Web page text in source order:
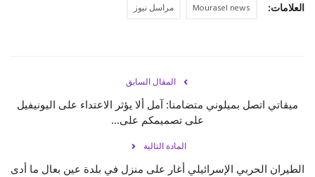
العلامات: Mourasel news مراسل نيوز
المقال السابق
ميقاتي اتصل بميلوني متضامنا: آمل ألا يؤثر الاعتداء على اليونيفيل
على تصميمكم على...
المادة التالية
الطيران الحربي الإسرائيلي أغار على منزل في بلدة عين بعال ما أدى